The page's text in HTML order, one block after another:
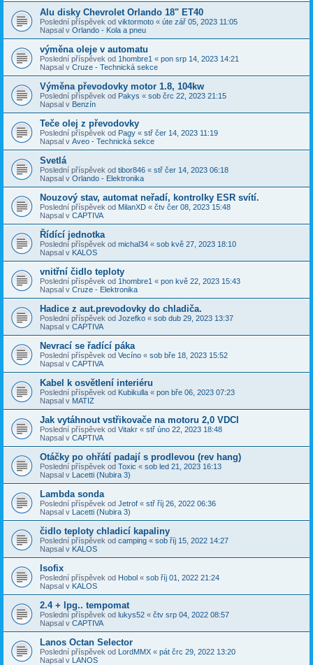
Alu disky Chevrolet Orlando 18" ET40
Poslední příspěvek od viktormoto « úte zář 05, 2023 11:05
Napsal v Orlando - Kola a pneu
výměna oleje v automatu
Poslední příspěvek od 1hombre1 « pon srp 14, 2023 14:21
Napsal v Cruze - Technická sekce
Výměna převodovky motor 1.8, 104kw
Poslední příspěvek od Pakys « sob črc 22, 2023 21:15
Napsal v Benzín
Teče olej z převodovky
Poslední příspěvek od Pagy « stř čer 14, 2023 11:19
Napsal v Aveo - Technická sekce
Svetlá
Poslední příspěvek od tibor846 « stř čer 14, 2023 06:18
Napsal v Orlando - Elektronika
Nouzový stav, automat neřadí, kontrolky ESR svítí.
Poslední příspěvek od MilanXD « čtv čer 08, 2023 15:48
Napsal v CAPTIVA
Řídící jednotka
Poslední příspěvek od michal34 « sob kvě 27, 2023 18:10
Napsal v KALOS
vnitřní čidlo teploty
Poslední příspěvek od 1hombre1 « pon kvě 22, 2023 15:43
Napsal v Cruze - Elektronika
Hadice z aut.prevodovky do chladiča.
Poslední příspěvek od Jozefko « sob dub 29, 2023 13:37
Napsal v CAPTIVA
Nevrací se řadící páka
Poslední příspěvek od Vecíno « sob bře 18, 2023 15:52
Napsal v CAPTIVA
Kabel k osvětlení interiéru
Poslední příspěvek od Kubikulla « pon bře 06, 2023 07:23
Napsal v MATIZ
Jak vytáhnout vstřikovače na motoru 2,0 VDCI
Poslední příspěvek od Vitakr « stř úno 22, 2023 18:48
Napsal v CAPTIVA
Otáčky po ohřátí padají s prodlevou (rev hang)
Poslední příspěvek od Toxic « sob led 21, 2023 16:13
Napsal v Lacetti (Nubira 3)
Lambda sonda
Poslední příspěvek od Jetrof « stř říj 26, 2022 06:36
Napsal v Lacetti (Nubira 3)
čidlo teploty chladicí kapaliny
Poslední příspěvek od camping « sob říj 15, 2022 14:27
Napsal v KALOS
Isofix
Poslední příspěvek od Hobol « sob říj 01, 2022 21:24
Napsal v KALOS
2.4 + lpg.. tempomat
Poslední příspěvek od lukys52 « čtv srp 04, 2022 08:57
Napsal v CAPTIVA
Lanos Octan Selector
Poslední příspěvek od LordMMX « pát črc 29, 2022 13:20
Napsal v LANOS